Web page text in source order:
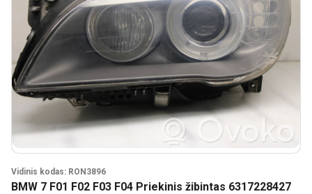
Vidinis kodas: RON3896
BMW 7 F01 F02 F03 F04 Priekinis žibintas 6317228427